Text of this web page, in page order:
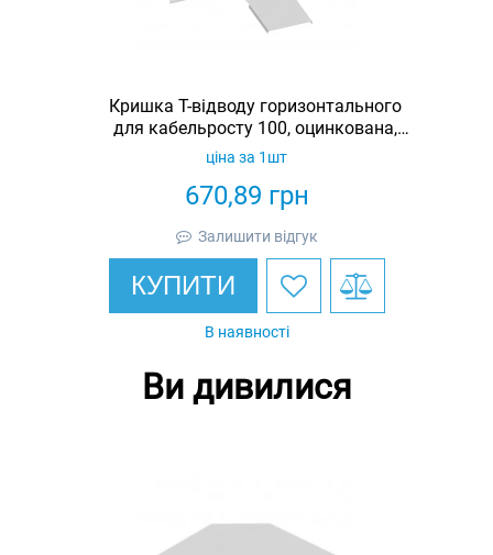
Кришка Т-відводу горизонтального
для кабельросту 100, оцинкована,
Ardic
670,89 грн
ціна за 1шт
Залишити відгук
КУПИТИ
В наявності
Ви дивилися